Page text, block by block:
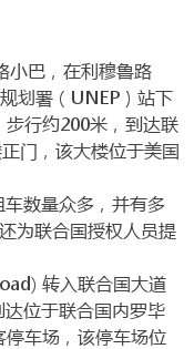
小巴，在利穆鲁路
划署（UNEP）站下
行约200米，到达联
门，该大楼位于美国
数量众多，并有多
为联合国授权人员提
转入联合国大道
位于联合国内罗毕
车场，该停车场位